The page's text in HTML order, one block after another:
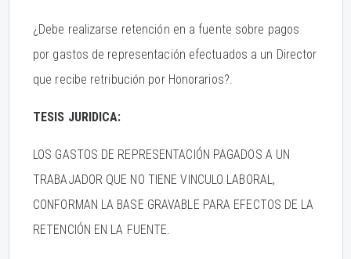
¿Debe realizarse retención en a fuente sobre pagos
por gastos de representación efectuados a un Director
que recibe retribución por Honorarios?.
TESIS JURIDICA:
LOS GASTOS DE REPRESENTACIÓN PAGADOS A UN
TRABAJADOR QUE NO TIENE VINCULO LABORAL,
CONFORMAN LA BASE GRAVABLE PARA EFECTOS DE LA
RETENCIÓN EN LA FUENTE.